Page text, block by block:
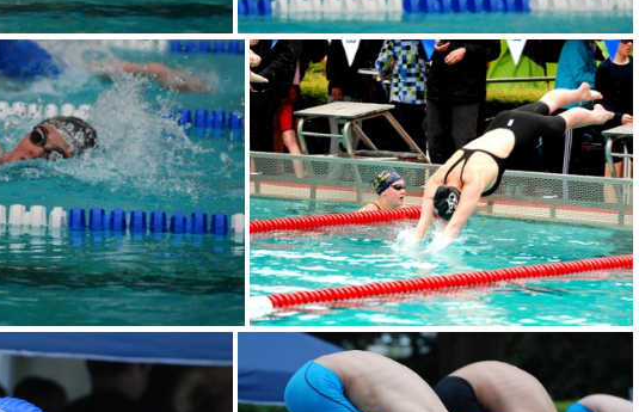
DSC 0049 DSC 0052